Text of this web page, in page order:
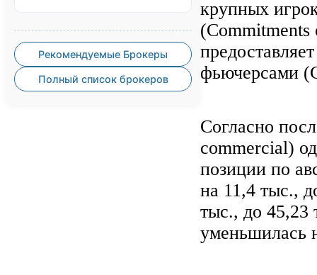
Рекомендуемые Брокеры
Полный список брокеров
крупных
фьючерсами
Согласно
commercial)
позиции по
на 11,4 тыс.,
тыс., до 45,23
уменьшилась